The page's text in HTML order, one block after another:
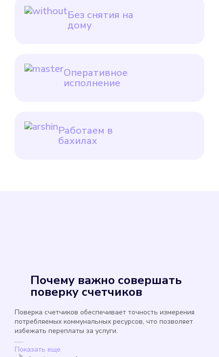
Без снятия на
дому
Оперативное
исполнение
Работаем в
бахилах
Почему важно совершать
поверку счетчиков
Поверка счетчиков обеспечивает точность измерения
потребляемых коммунальных ресурсов, что позволяет
избежать переплаты за услуги.
......
Показать еще